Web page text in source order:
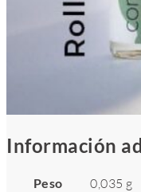
Información
Peso 0,035 g